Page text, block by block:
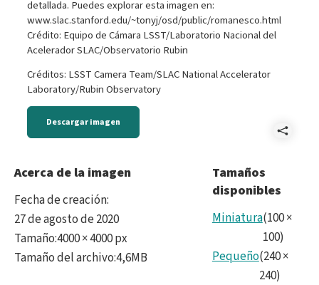
detallada. Puedes explorar esta imagen en:
www.slac.stanford.edu/~tonyj/osd/public/romanesco.html
Crédito: Equipo de Cámara LSST/Laboratorio Nacional del
Acelerador SLAC/Observatorio Rubin
Créditos: LSST Camera Team/SLAC National Accelerator
Laboratory/Rubin Observatory
Descargar imagen
Acerca de la imagen
Fecha de creación:
27 de agosto de 2020
Tamaño:4000 × 4000 px
Tamaño del archivo:4,6MB
Tamaños
disponibles
Miniatura(100×
100)
Pequeño(240×
240)